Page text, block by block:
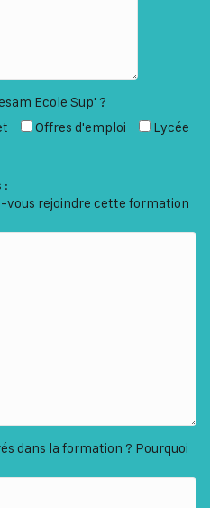
Ecole Sup' ?
Offres d'emploi
Lycée
:
vous rejoindre cette formation
dans la formation ? Pourquoi